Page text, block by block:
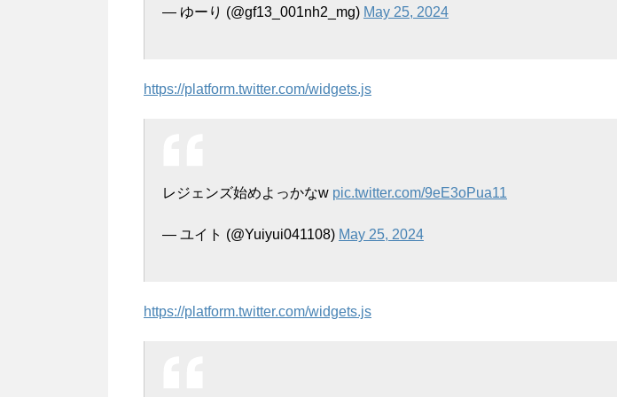
— ゆーり (@gf13_001nh2_mg) May 25, 2024
https://platform.twitter.com/widgets.js
レジェンズ始めよっかなw pic.twitter.com/9eE3oPua11
— ユイト (@Yuiyui041108) May 25, 2024
https://platform.twitter.com/widgets.js